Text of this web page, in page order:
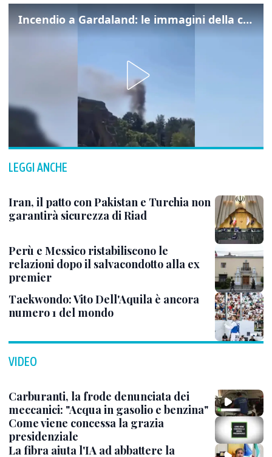
Incendio a Gardaland: le immagini della colonna di fumo
LEGGI ANCHE
Iran, il patto con Pakistan e Turchia non
garantirà sicurezza di Riad
Perù e Messico ristabiliscono le
relazioni dopo il salvacondotto alla ex
premier
Taekwondo: Vito Dell'Aquila è ancora
numero 1 del mondo
VIDEO
Carburanti, la frode denunciata dei
meccanici: "Acqua in gasolio e benzina"
Come viene concessa la grazia
presidenziale
La fibra aiuta l'IA ad abbattere la